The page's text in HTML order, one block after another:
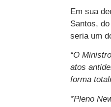
Em sua
Santos,
seria um
“O
atos
forma
*Pleno